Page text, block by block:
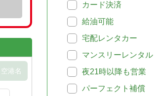
カード決済
給油可能
宅配レンタカー
マンスリーレンタル
夜21時以降も営業
パーフェクト補償
空港名